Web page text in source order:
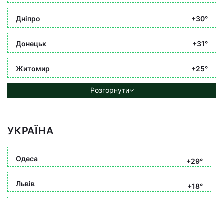
Дніпро +30°
Донецьк +31°
Житомир +25°
Розгорнути
УКРАЇНА
Одеса +29°
Львів +18°